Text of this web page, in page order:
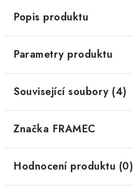
Popis produktu
Parametry produktu
Související soubory (4)
Značka FRAMEC
Hodnocení produktu (0)